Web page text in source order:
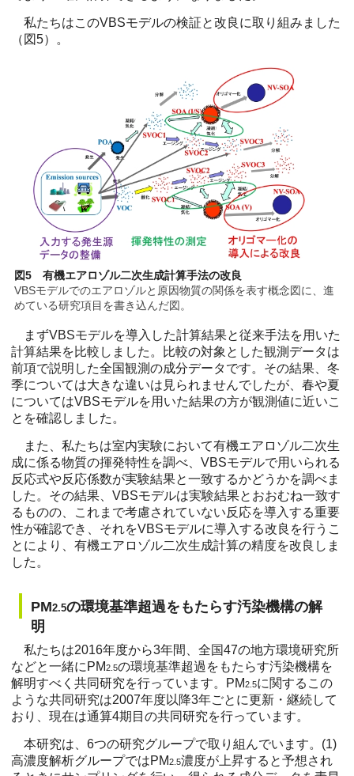
私たちはこのVBSモデルの検証と改良に取り組みました
（図5）。
図5 有機エアロゾル二次生成計算手法の改良
VBSモデルでのエアロゾルと原因物質の関係を表す概念図に、進
めている研究項目を書き込んだ図。
まずVBSモデルを導入した計算結果と従来手法を用いた
計算結果を比較しました。比較の対象とした観測データは
前項で説明した全国観測の成分データです。その結果、冬
季については大きな違いは見られませんでしたが、春や夏
についてはVBSモデルを用いた結果の方が観測値に近いこ
とを確認しました。
また、私たちは室内実験において有機エアロゾル二次生
成に係る物質の揮発特性を調べ、VBSモデルで用いられる
反応式や反応係数が実験結果と一致するかどうかを調べま
した。その結果、VBSモデルは実験結果とおおむね一致す
るものの、これまで考慮されていない反応を導入する重要
性が確認でき、それをVBSモデルに導入する改良を行うこ
とにより、有機エアロゾル二次生成計算の精度を改良しま
した。
PM2.5の環境基準超過をもたらす汚染機構の解
明
私たちは2016年度から3年間、全国47の地方環境研究所
などと一緒にPM2.5の環境基準超過をもたらす汚染機構を
解明すべく共同研究を行っています。PM2.5に関するこの
ような共同研究は2007年度以降3年ごとに更新・継続して
おり、現在は通算4期目の共同研究を行っています。
本研究は、6つの研究グループで取り組んでいます。(1)
高濃度解析グループではPM2.5濃度が上昇すると予想され